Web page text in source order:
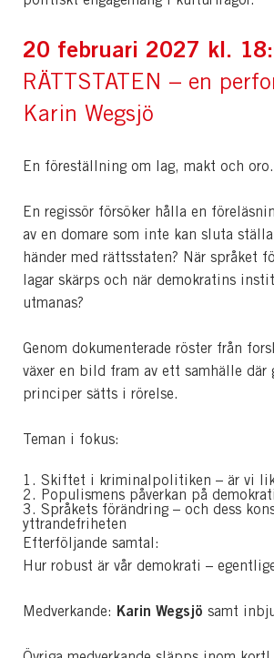
20 februari 2027 kl.
RÄTTSTATEN – en
Karin Wegsjö
En föreställning om lag, makt och oro.
En regissör försöker hålla en
av en domare som inte kan sluta ställa
händer med rättsstaten? När språket
lagar skärps och när demokratins
utmanas?
Genom dokumenterade röster från
växer en bild fram av ett samhälle där
principer sätts i rörelse.
Teman i fokus:
1. Skiftet i kriminalpolitiken – är vi
2. Populismens påverkan på
3. Språkets förändring – och dess
yttrandefriheten
Efterföljande samtal:
Hur robust är vår demokrati –
Medverkande: Karin Wegsjö samt